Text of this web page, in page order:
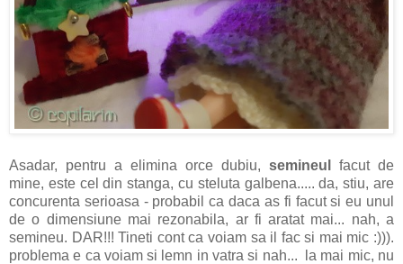
Asadar, pentru a elimina orce dubiu, semineul
facut de
mine, este cel din stanga, cu steluta galbena..... da, stiu, are
concurenta serioasa - probabil ca daca as fi facut si eu unul
de o dimensiune mai rezonabila, ar fi aratat mai... nah, a
semineu. DAR!!! Tineti cont ca voiam sa il fac si mai mic :))).
problema e ca voiam si lemn in vatra si nah... la mai mic, nu